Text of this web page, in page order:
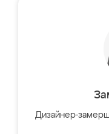
Дизайнер-